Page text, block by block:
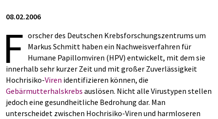
08.02.2006
F orscher des Deutschen Krebsforschungszentrums um
Markus Schmitt haben ein Nachweisverfahren für
Humane Papillomviren (HPV) entwickelt, mit dem sie
innerhalb sehr kurzer Zeit und mit großer Zuverlässigkeit
Hochrisiko-Viren identifizieren können, die
Gebärmutterhalskrebs auslösen. Nicht alle Virustypen stellen
jedoch eine gesundheitliche Bedrohung dar. Man
unterscheidet zwischen Hochrisiko-Viren und harmloseren